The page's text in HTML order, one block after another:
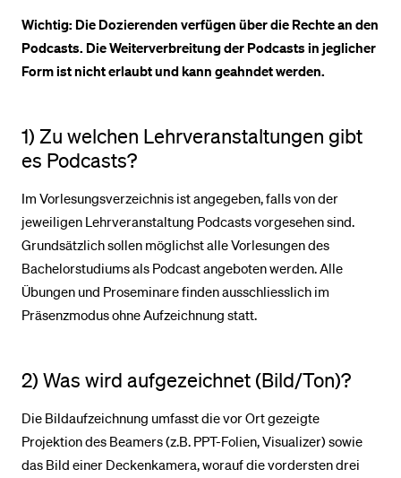
Wichtig: Die Dozierenden verfügen über die Rechte an den
Podcasts. Die Weiterverbreitung der Podcasts in jeglicher
Form ist nicht erlaubt und kann geahndet werden.
1) Zu welchen Lehrveranstaltungen gibt
es Podcasts?
Im Vorlesungsverzeichnis ist angegeben, falls von der
jeweiligen Lehrveranstaltung Podcasts vorgesehen sind.
Grundsätzlich sollen möglichst alle Vorlesungen des
Bachelorstudiums als Podcast angeboten werden. Alle
Übungen und Proseminare finden ausschliesslich im
Präsenzmodus ohne Aufzeichnung statt.
2) Was wird aufgezeichnet (Bild/Ton)?
Die Bildaufzeichnung umfasst die vor Ort gezeigte
Projektion des Beamers (z.B. PPT-Folien, Visualizer) sowie
das Bild einer Deckenkamera, worauf die vordersten drei
Bibliothek
Sportangebot